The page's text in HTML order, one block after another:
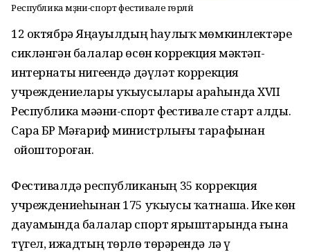
Республика мәҙәни-спорт фестивале гөрләй
12 октябрҙә Яңауылдың һаулыҡ мөмкинлектәре
сикләнгән балалар өсөн коррекция мәктәп-
интернаты нигеҙендә дәүләт коррекция
учреждениелары уҡыусылары араһында XVII
Республика мәҙәни-спорт фестивале старт алды.
Сара БР Мәғариф министрлығы тарафынан
ойоштороған.
Фестивалдә республиканың 35 коррекция
учреждениеһынан 175 уҡыусы ҡатнаша. Ике көн
дауамында балалар спорт ярыштарында ғына
түгел, ижадтың төрлө төрҙәрендә лә үҙ